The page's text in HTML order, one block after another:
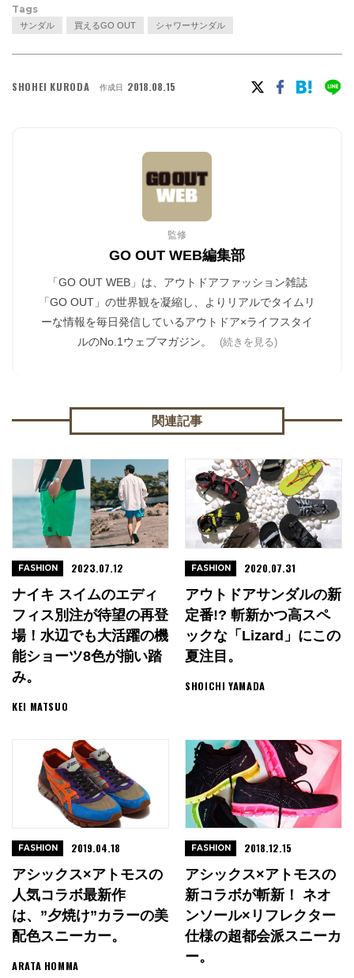
Tags
サンダル 買えるGO OUT シャワーサンダル
SHOHEI KURODA 作成日 2018.08.15
監修
GO OUT WEB編集部
「GO OUT WEB」は、アウトドアファッション雑誌
「GO OUT」の世界観を凝縮し、よりリアルでタイムリ
ーな情報を毎日発信しているアウトドア×ライフスタイ
ルのNo.1ウェブマガジン。
(続きを見る)
関連記事
ナイキ スイムのエディ
フィス別注が待望の再登
場！水辺でも大活躍の機
能ショーツ8色が揃い踏
み。
KEI MATSUO
FASHION 2023.07.12
アウトドアサンダルの新
定番!? 斬新かつ高スペ
ックな「Lizard」にこの
夏注目。
SHOICHI YAMADA
FASHION 2020.07.31
アシックス×アトモスの
人気コラボ最新作
は、”夕焼け”カラーの美
配色スニーカー。
ARATA HOMMA
FASHION 2019.04.18
アシックス×アトモスの
新コラボが斬新！ ネオ
ンソール×リフレクター
仕様の超都会派スニーカ
ー。
FASHION 2018.12.15